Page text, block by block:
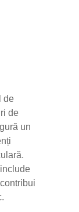
de
de
un